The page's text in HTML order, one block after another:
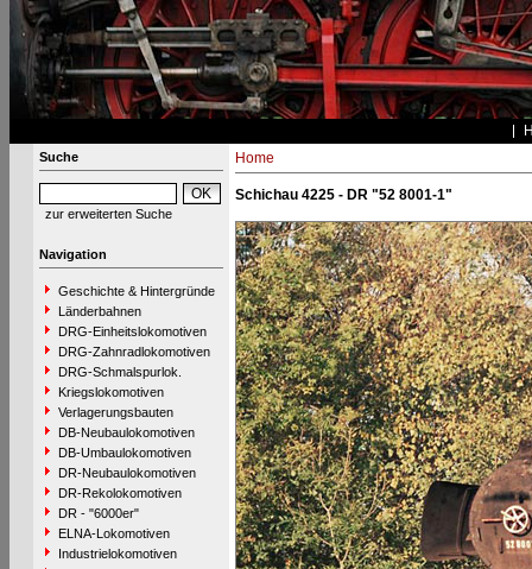
Suche
zur erweiterten Suche
Navigation
Geschichte & Hintergründe
Länderbahnen
DRG-Einheitslokomotiven
DRG-Zahnradlokomotiven
DRG-Schmalspurlok.
Kriegslokomotiven
Verlagerungsbauten
DB-Neubaulokomotiven
DB-Umbaulokomotiven
DR-Neubaulokomotiven
DR-Rekolokomotiven
DR - "6000er"
ELNA-Lokomotiven
Industrielokomotiven
Home
Schichau 4225 - DR "52 8001-1"